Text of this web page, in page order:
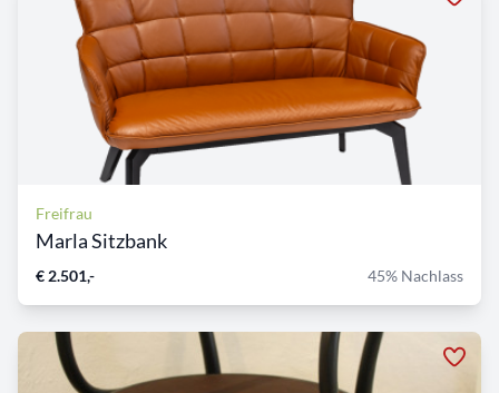
Freifrau
Marla Sitzbank
€ 2.501,- 45% Nachlass